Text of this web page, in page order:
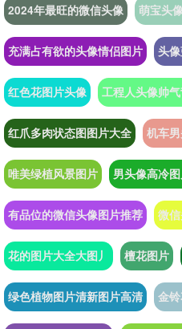
2024年最旺的微信头像 萌宝头
充满占有欲的头像情侣图片 头
红色花图片头像 工程人头像帅
红爪多肉状态图图片大全 机车
唯美绿植风景图片 男头像高冷
有品位的微信头像图片推荐 微
花的图片大全大图丿 檀花图片
绿色植物图片清新图片高清 金